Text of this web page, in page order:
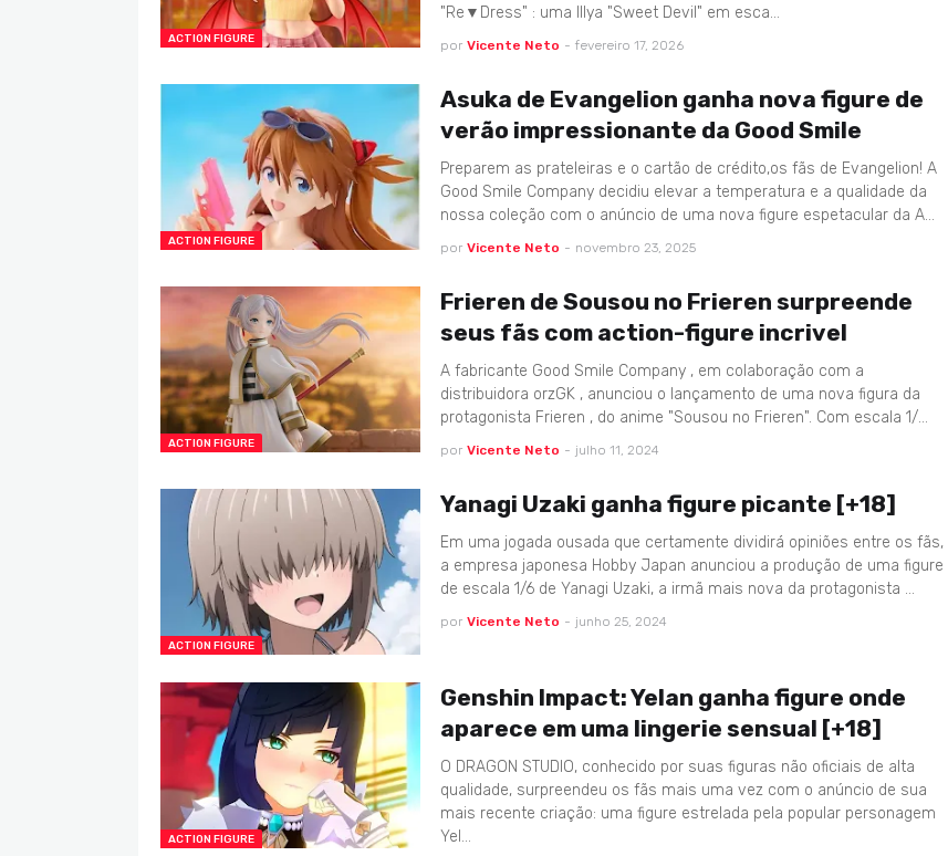
ACTION FIGURE
"Re▼Dress" : uma Illya "Sweet Devil" em esca…
por Vicente Neto - fevereiro 17, 2026
ACTION FIGURE
Asuka de Evangelion ganha nova figure de
verão impressionante da Good Smile
Preparem as prateleiras e o cartão de crédito,os fãs de Evangelion! A
Good Smile Company decidiu elevar a temperatura e a qualidade da
nossa coleção com o anúncio de uma nova figure espetacular da A…
por Vicente Neto - novembro 23, 2025
ACTION FIGURE
Frieren de Sousou no Frieren surpreende
seus fãs com action-figure incrivel
A fabricante Good Smile Company , em colaboração com a
distribuidora orzGK , anunciou o lançamento de uma nova figura da
protagonista Frieren , do anime "Sousou no Frieren". Com escala 1/…
por Vicente Neto - julho 11, 2024
ACTION FIGURE
Yanagi Uzaki ganha figure picante [+18]
Em uma jogada ousada que certamente dividirá opiniões entre os fãs,
a empresa japonesa Hobby Japan anunciou a produção de uma figure
de escala 1/6 de Yanagi Uzaki, a irmã mais nova da protagonista …
por Vicente Neto - junho 25, 2024
ACTION FIGURE
Genshin Impact: Yelan ganha figure onde
aparece em uma lingerie sensual [+18]
O DRAGON STUDIO, conhecido por suas figuras não oficiais de alta
qualidade, surpreendeu os fãs mais uma vez com o anúncio de sua
mais recente criação: uma figure estrelada pela popular personagem
Yel…